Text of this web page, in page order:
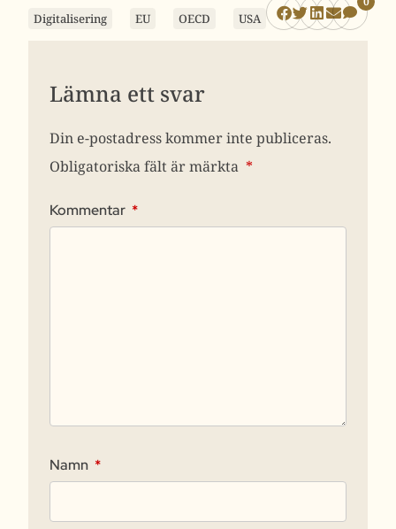
Digitalisering EU OECD USA
Lämna ett svar
Din e-postadress kommer inte publiceras.
Obligatoriska fält är märkta *
Kommentar *
Namn *